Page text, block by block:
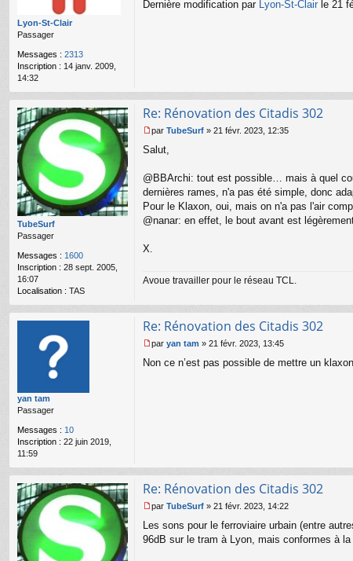
Lyon-St-Clair
Passager
Messages : 2313
Inscription : 14 janv. 2009,
14:32
g
Dernière modification par Lyon-St-Clair le 21
TubeSurf
Passager
Messages : 1600
Inscription : 28 sept. 2005,
16:07
Localisation : TAS
Re: Rénovation des Citadis 302
e
s
g
e
n
par TubeSurf » 21 févr. 2023, 12:35
Salut,
@BBArchi: tout est possible… mais à quel
dernières rames, n'a pas été simple, donc
Pour le Klaxon, oui, mais on n'a pas l'air
@nanar: en effet, le bout avant est
X.
Avoue travailler pour le réseau TCL.
yan tam
Passager
Messages : 10
Inscription : 22 juin 2019,
11:59
Re: Rénovation des Citadis 302
e
l
par yan tam » 21 févr. 2023, 13:45
Non ce n’est pas possible de mettre un
Re: Rénovation des Citadis 302
e
s
par TubeSurf » 21 févr. 2023, 14:22
Les sons pour le ferroviaire urbain (entre
96dB sur le tram à Lyon, mais conformes à